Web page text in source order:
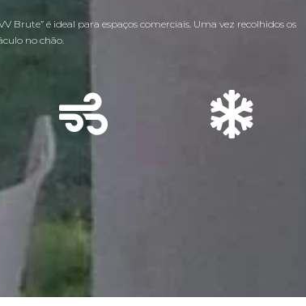
Brute” é ideal para espaços comerciais. Uma vez recolhidos os
no chão.